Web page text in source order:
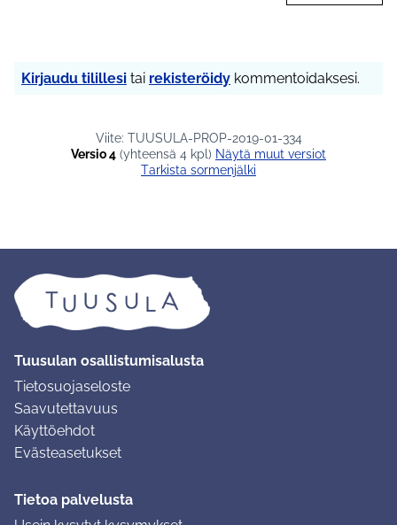
Kirjaudu tilillesi tai rekisteröidy kommentoidaksesi.
Viite: TUUSULA-PROP-2019-01-334
Versio 4 (yhteensä 4 kpl)
näytä muut versiot
Tarkista sormenjälki
Tuusulan osallistumisalusta
Tietosuojaseloste
Saavutettavuus
Käyttöehdot
Evästeasetukset
Tietoa palvelusta